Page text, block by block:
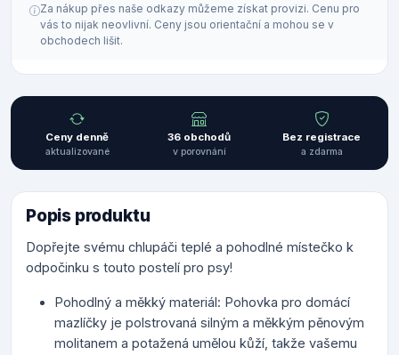
Za nákup přes naše odkazy můžeme získat provizi. Cenu pro
vás to nijak neovlivní. Ceny jsou orientační a mohou se v
obchodech lišit.
Ceny denně
aktualizované
36 obchodů
v porovnání
Bez registrace
a zdarma
Popis produktu
Dopřejte svému chlupáči teplé a pohodlné místečko k
odpočinku s touto postelí pro psy!
Pohodlný a měkký materiál: Pohovka pro domácí
mazlíčky je polstrovaná silným a měkkým pěnovým
molitanem a potažená umělou kůží, takže vašemu